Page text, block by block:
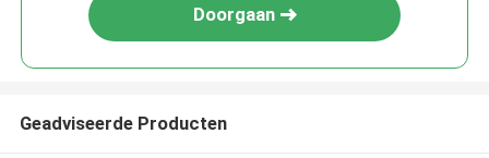
Doorgaan
Geadviseerde Producten